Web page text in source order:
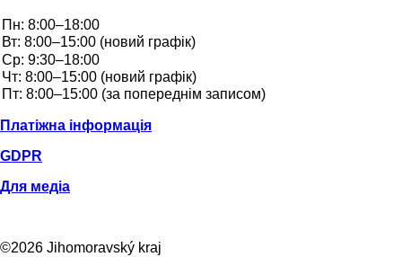
Платіжна інформація
GDPR
Для медіа
©2026 Jihomoravský kraj